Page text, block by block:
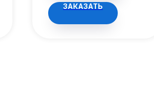
ЗАКАЗАТЬ